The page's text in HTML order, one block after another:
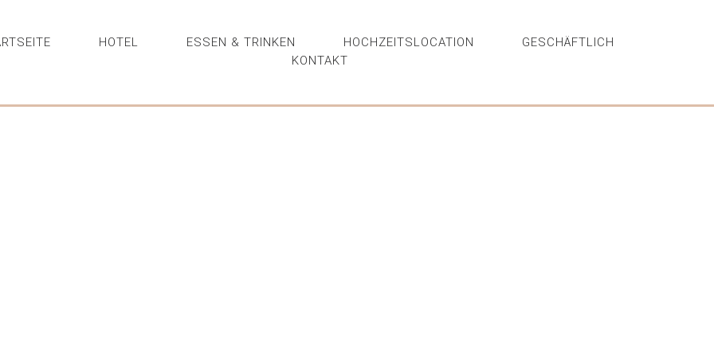
HOTEL ESSEN & TRINKEN HOCHZEITSLOCATION
GESCHÄFTLICH
KONTAKT